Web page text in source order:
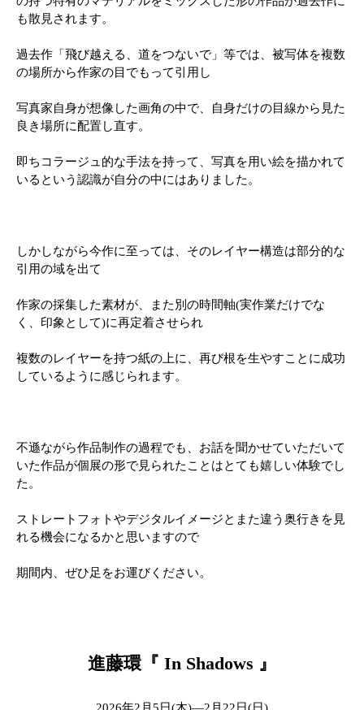
も散見されます。
過去作「飛び越える、道をつないで」等では、被写体を複数
の場所から作家の目でもって引用し
写真家自身が想像した画角の中で、自身だけの目線から見た
良き場所に配置し直す。
即ちコラージュ的な手法を持って、写真を用い絵を描かれて
いるという認識が自分の中にはありました。
しかしながら今作に至っては、そのレイヤー構造は部分的な
引用の域を出て
作家の採集した素材が、また別の時間軸(実作業だけでな
く、印象として)に再定着させられ
複数のレイヤーを持つ紙の上に、再び根を生やすことに成功
しているように感じられます。
不遜ながら作品制作の過程でも、お話を聞かせていただいて
いた作品が個展の形で見られたことはとても嬉しい体験でし
た。
ストレートフォトやデジタルイメージとまた違う奥行きを見
れる機会になるかと思いますので
期間内、ぜひ足をお運びください。
進藤環『 In Shadows 』
2026年2月5日(木)―2月22日(日)